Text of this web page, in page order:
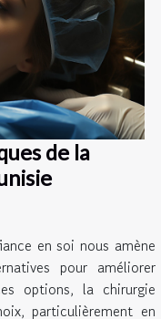
de la
en soi nous amène
pour améliorer
options, la chirurgie
particulièrement en